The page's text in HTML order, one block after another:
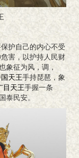
护自己的内心不受
害，以护持人民财
象征为风，调，
天王手持琵琶，象
目天王手握一条
泰民安。